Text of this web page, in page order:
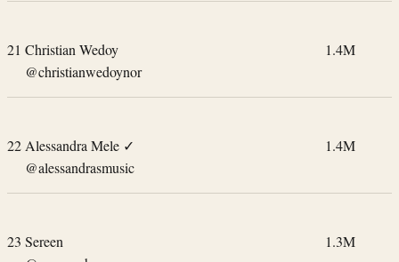
21 Christian Wedoy
@christianwedoynor
1.4M
22 Alessandra Mele ✓
@alessandrasmusic
1.4M
23 Sereen
1.3M